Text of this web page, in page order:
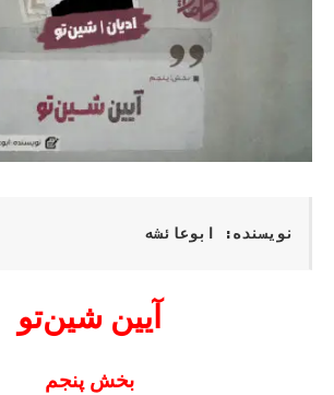
نویسنده: ابوعائشه
آیین شین‌تو
بخش پنجم